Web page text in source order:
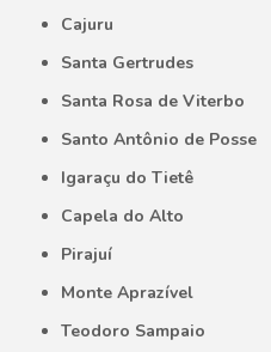
Cajuru
Santa Gertrudes
Santa Rosa de Viterbo
Santo Antônio de Posse
Igaraçu do Tietê
Capela do Alto
Pirajuí
Monte Aprazível
Teodoro Sampaio